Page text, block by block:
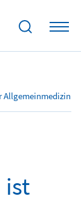
Allgemeinmedizin
29.01.2024
ist